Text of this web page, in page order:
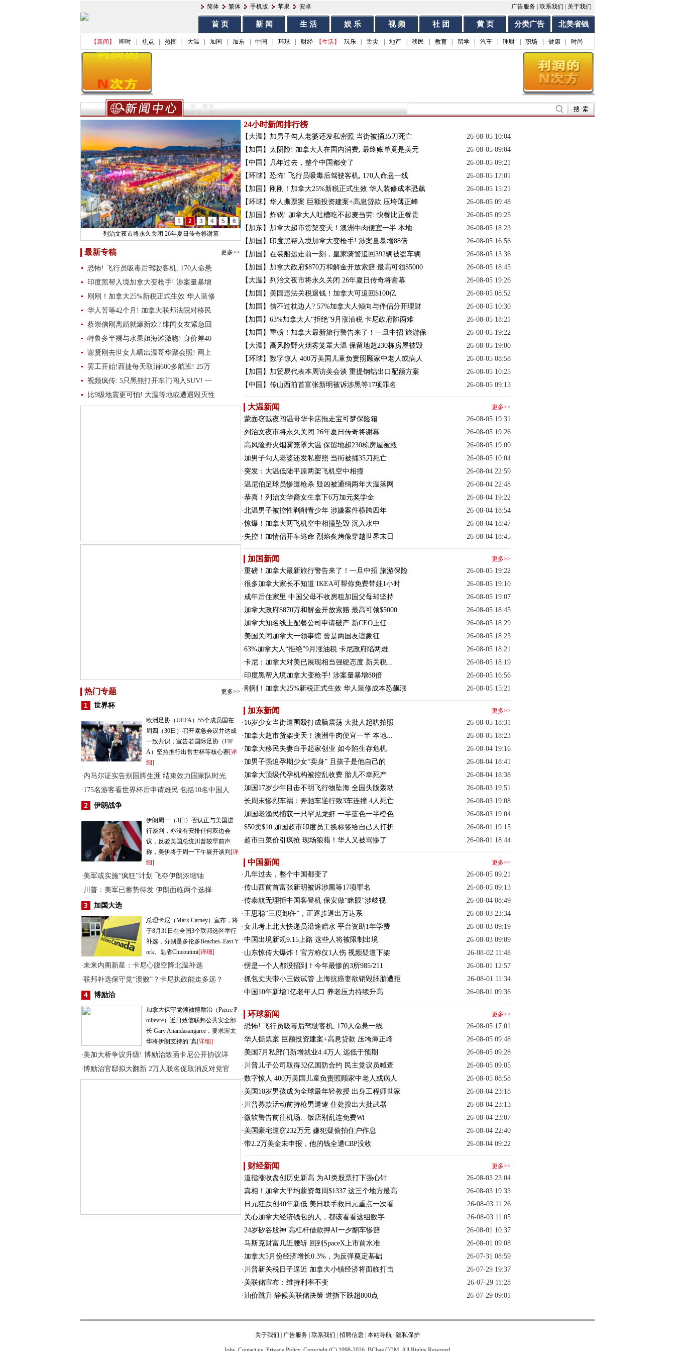
简体 繁体 手机版 苹果 安卓 广告服务 联系我们 关于我们
首 页 新 闻 生 活 娱 乐 视 频 社 团 黄 页 分类广告 北美省钱
【新闻】 即时 焦点 热图 大温 加国 加东 中国 环球 财经 【生活】 玩乐 舌尖 地产 移民 教育 留学 汽车 理财 职场 健康 时尚
1 2 3 4 5
6
重磅！加拿大最新旅行警告来了！一旦中招 旅游保险恐
最新专稿 更多>>
恐怖! 飞行员吸毒后驾驶客机, 170人命悬
印度黑帮入境加拿大变枪手! 涉案量暴增
刚刚！加拿大25%新税正式生效 华人装修
华人苦等42个月! 加拿大联邦法院对移民
蔡崇信刚离婚就爆新欢? 绯闻女友紧急回
特鲁多半裸与水果姐海滩激吻! 身价差40
谢贤刚去世女儿晒出温哥华聚会照! 网上
罢工开始!西捷每天取消600多航班! 25万
视频疯传: 5只黑熊打开车门闯入SUV! 一
比9级地震更可怕! 大温等地或遭遇毁灭性
热门专题 更多>>
世界杯
欧洲足协（UEFA）55个成员国在
周四（30日）召开紧急会议并达成
一致共识，宣告若国际足协（FIF
A）坚持推行出售世杯等核心赛[详
细]
·内马尔证实告别国脚生涯 结束效力国家队时光
·175名游客看世界杯后申请难民 包括10名中国人
伊朗战争
伊朗周一（3日）否认正与美国进
行谈判，亦没有安排任何双边会
议，反驳美国总统川普较早前声
称，美伊将于周一下午展开谈判 [详
细]
·美军或实施“疯狂”计划 飞夺伊朗浓缩铀
· 川普：美军已蓄势待发 伊朗面临两个选择
加国大选
总理卡尼（Mark Carney）宣布，将
于8月31日在全国3个联邦选区举行
补选，分别是多伦多Beaches–East Y
ork、魁省Chicoutimi[详细]
·未来内阁新星：卡尼心腹空降北温补选
·联邦补选保守党“溃败”？卡尼执政能走多远？
博励治
加拿大保守党领袖博励治（Pierre P
oilievre）近日致信联邦公共安全部
长 Gary Anandasangaree，要求渥太
华将伊朗支持的"真[详细]
·美加大桥争议升级! 博励治致函卡尼公开协议详
·博励治官邸拟大翻新 2万人联名促取消反对党官
24小时新闻排行榜
【大温】 加男子勾人老婆还发私密照 当街被捅35刀死亡
26-08-05 10:04
【加国】 太阴险! 加拿大人在国内消费, 最终账单竟是美元
26-08-05 09:04
【中国】
几年过去，整个中国都变了
26-08-05 09:21
【环球】 恐怖! 飞行员吸毒后驾驶客机, 170人命悬一线
26-08-05 17:01
【加国】
刚刚！加拿大25%新税正式生效 华人装修成本恐飙
26-08-05 15:21
【环球】 华人撕票案 巨额投资建案+高息贷款 压垮薄正峰
26-08-05 09:48
【加国】 炸锅! 加拿大人吐槽吃不起麦当劳: 快餐比正餐贵
26-08-05 09:25
【加东】 加拿大超市货架变天！澳洲牛肉便宜一半 本地...
26-08-05 18:23
【加国】 印度黑帮入境加拿大变枪手! 涉案量暴增88倍
26-08-05 16:56
【加国】 在装船运走前一刻，皇家骑警追回392辆被盗车辆
26-08-05 13:36
【加国】 加拿大政府$870万和解金开放索赔 最高可领$5000
26-08-05 18:45
【大温】 列治文夜市将永久关闭 26年夏日传奇将谢幕
26-08-05 19:26
【加国】 美国违法关税退钱！加拿大可追回$100亿
26-08-05 08:52
【加国】 信不过枕边人? 57%加拿大人倾向与伴侣分开理财
26-08-05 10:30
【加国】 63%加拿大人“拒绝”9月涨油税 卡尼政府陷两难
26-08-05 18:21
【加国】 重磅！加拿大最新旅行警告来了！一旦中招 旅游保
26-08-05 19:22
【大温】 高风险野火烟雾笼罩大温 保留地超230栋房屋被毁
26-08-05 19:00
【环球】 数字惊人 400万美国儿童负责照顾家中老人或病人
26-08-05 08:58
【加国】 加贸易代表本周访美会谈 重提钢铝出口配额方案
26-08-05 10:25
【中国】 传山西前首富张新明被诉涉黑等17项罪名 26-08-05 09:13
大温新闻 更多>>
·蒙面窃贼夜闯温哥华卡店拖走宝可梦保险箱
26-08-05 19:31
·列治文夜市将永久关闭 26年夏日传奇将谢幕
26-08-05 19:26
·高风险野火烟雾笼罩大温 保留地超230栋房屋被毁
26-08-05 19:00
· 加男子勾人老婆还发私密照 当街被捅35刀死亡
26-08-05 10:04
· 突发：大温低陆平原两架飞机空中相撞
26-08-04 22:59
·温尼伯足球员惨遭枪杀 疑凶被通缉两年大温落网
26-08-04 22:48
·恭喜！列治文华裔女生拿下6万加元奖学金
26-08-04 19:22
·北温男子被控性剥削青少年 涉嫌案件横跨四年
26-08-04 18:54
·惊爆！加拿大两飞机空中相撞坠毁 沉入水中
26-08-04 18:47
· 失控！加情侣开车逃命 烈焰炙烤像穿越世界末日 26-08-04 18:45
加国新闻 更多>>
·重磅！加拿大最新旅行警告来了！一旦中招 旅游保险
26-08-05 19:22
·很多加拿大家长不知道 IKEA可帮你免费带娃1小时
26-08-05 19:10
· 成年后住家里 中国父母不收房租加国父母却坚持
26-08-05 19:07
· 加拿大政府$870万和解金开放索赔 最高可领$5000
26-08-05 18:45
· 加拿大知名线上配餐公司申请破产 新CEO上任...
26-08-05 18:29
· 美国关闭加拿大一领事馆 曾是两国友谊象征
26-08-05 18:25
·63%加拿大人“拒绝”9月涨油税 卡尼政府陷两难
26-08-05 18:21
·卡尼：加拿大对美已展现相当强硬态度 新关税...
26-08-05 18:19
· 印度黑帮入境加拿大变枪手! 涉案量暴增88倍
26-08-05 16:56
· 刚刚！加拿大25%新税正式生效 华人装修成本恐飙涨 26-08-05 15:21
加东新闻 更多>>
· 16岁少女当街遭围殴打成脑震荡 大批人起哄拍照
26-08-05 18:31
· 加拿大超市货架变天！澳洲牛肉便宜一半 本地...
26-08-05 18:23
· 加拿大移民夫妻白手起家创业 如今陷生存危机
26-08-04 19:16
· 加男子强迫孕期少女“卖身” 且孩子是他自己的
26-08-04 18:41
· 加拿大顶级代孕机构被控乱收费 胎儿不幸死产
26-08-04 18:38
· 加国17岁少年目击不明飞行物坠海 全国头版轰动
26-08-03 19:51
·长周末惨烈车祸：奔驰车逆行致3车连撞 4人死亡
26-08-03 19:08
· 加国老渔民捕获一只罕见龙虾 一半蓝色一半橙色
26-08-03 19:04
·$50卖$10 加国超市印度员工换标签给自己人打折
26-08-01 19:15
· 超市白菜价引疯抢 现场狼藉！华人又被骂惨了 26-08-01 18:44
中国新闻 更多>>
· 几年过去，整个中国都变了
26-08-05 09:21
·传山西前首富张新明被诉涉黑等17项罪名
26-08-05 09:13
·传泰航无理拒中国客登机 保安做“眯眼”涉歧视
26-08-04 08:49
·王思聪“三度卸任”，正逐步退出万达系
26-08-03 23:34
·女儿考上北大快递员沿途赠水 平台资助1年学费
26-08-03 09:19
·中国出境新规9.15上路 这些人将被限制出境
26-08-03 09:09
· 山东惊传大爆炸！官方称仅1人伤 视频疑遭下架
26-08-02 11:48
·愣是一个人都没招到！今年最惨的3所985/211
26-08-01 12:57
·抓包丈夫带小三做试管 上海抗癌妻欲销毁胚胎遭拒
26-08-01 11:34
·中国10年新增1亿老年人口 养老压力持续升高 26-08-01 09:36
环球新闻 更多>>
·恐怖! 飞行员吸毒后驾驶客机, 170人命悬一线
26-08-05 17:01
·华人撕票案 巨额投资建案+高息贷款 压垮薄正峰
26-08-05 09:48
· 美国7月私部门新增就业4.4万人 远低于预期
26-08-05 09:28
· 川普儿子公司取得32亿国防合约 民主党议员喊查
26-08-05 09:05
·数字惊人 400万美国儿童负责照顾家中老人或病人
26-08-05 08:58
· 美国18岁男孩成为全球最年轻教授 出身工程师世家
26-08-04 23:18
· 川普募款活动前持枪男遭逮 住处搜出大批武器
26-08-04 23:13
·微软警告前往机场、饭店别乱连免费Wi
26-08-04 23:07
· 美国豪宅遭窃232万元 嫌犯疑偷拍住户作息
26-08-04 22:40
·带2.2万美金未申报，他的钱全遭CBP没收 26-08-04 09:22
财经新闻 更多>>
·道指涨收盘创历史新高 为AI类股票打下强心针
26-08-03 23:04
·真相！加拿大平均薪资每周$1337 这三个地方最高
26-08-03 19:33
· 日元狂跌创40年新低 美日联手救日元重点一次看
26-08-03 11:26
· 关心加拿大经济钱包的人，都该看看这组数字
26-08-03 11:05
·24岁矽谷股神 高杠杆借款押AI一夕翻车惨赔
26-08-01 10:37
·马斯克财富几近腰斩 回到SpaceX上市前水准
26-08-01 09:08
· 加拿大5月份经济增长0.3%，为反弹奠定基础
26-07-31 08:59
· 川普新关税日子逼近 加拿大小镇经济将面临打击
26-07-29 19:37
· 美联储宣布：维持利率不变
26-07-29 11:28
·油价跳升 静候美联储决策 道指下跌超800点 26-07-29 09:01
关于我们 广告服务 联系我们 招聘信息 本站导航 隐私保护